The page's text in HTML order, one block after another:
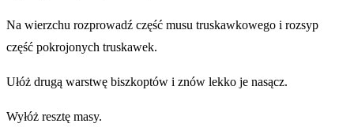
Na wierzchu rozprowadź część musu truskawkowego i rozsyp
część pokrojonych truskawek.
Ułóż drugą warstwę biszkoptów i znów lekko je nasącz.
Wyłóż resztę masy.